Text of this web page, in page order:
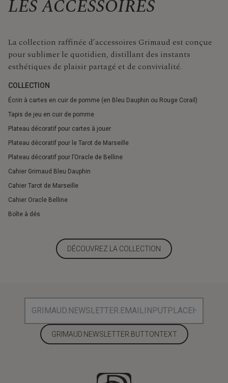
LES ACCESSOIRES
La collection raffinée d’accessoires Grimaud est conçue
pour sublimer le quotidien, distillant des instants
esthétiques de plaisir partagé et de convivialité.
COLLECTION
Écrin à cartes en cuir de pomme (en Bleu Dauphin ou Rouge Corail)
Tapis de jeu en cuir de pomme
Plateau décoratif pour cartes à jouer
Plateau décoratif pour le Tarot de Marseille
Plateau décoratif pour l’Oracle de Belline
Cahier Grimaud Bleu Dauphin
Cahier Tarot de Marseille
Cahier Oracle Belline
Boîte à dés
DÉCOUVREZ LA COLLECTION
GRIMAUD.NEWSLETTER.BUTTONTEXT